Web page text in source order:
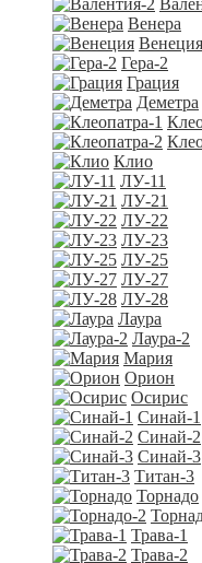
Венера
Венеция
Гера-2
Грация
Деметра
Клио
ЛУ-11
ЛУ-21
ЛУ-22
ЛУ-23
ЛУ-25
ЛУ-27
ЛУ-28
Лаура
Лаура-2
Мария
Орион
Осирис
Синай-1
Синай-2
Синай-3
Титан-3
Торнадо
Трава-1
Трава-2